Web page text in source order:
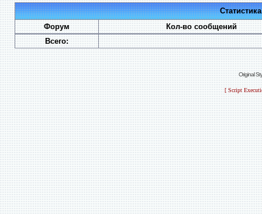
Форум
Кол-во сообщений
Всего:
Original
[ Script